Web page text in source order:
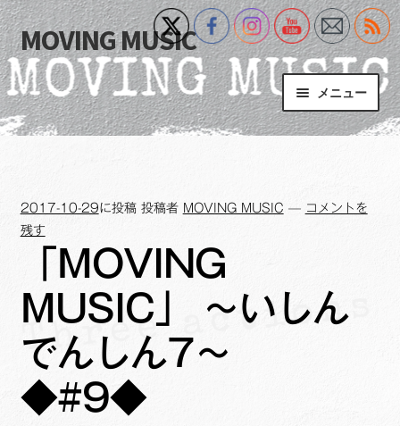
ナ
ビ
ゲ
ー
シ
ス
キ
コ
ン
テ
ン
ツ
ッ
プ
MOVING MUSIC
メニュー
Home
ブ
What’s New
Blog
+MM Online Video Platform
フォトギャラリー
Links
2017-10-29に投稿 投稿者 MOVING MUSIC — コメントを
残す
「MOVING
MUSIC」 ～いしん
でんしん7～
◆#9◆